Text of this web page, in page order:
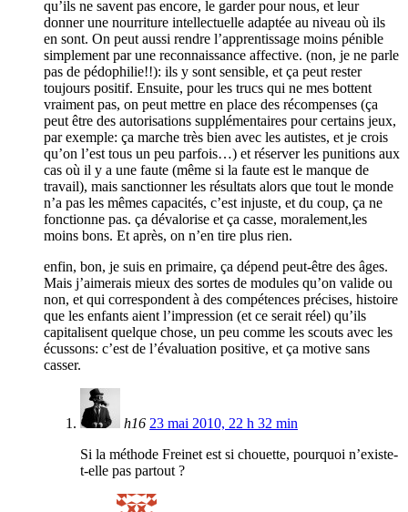
qu’ils ne savent pas encore, le garder pour nous, et leur
donner une nourriture intellectuelle adaptée au niveau où ils
en sont. On peut aussi rendre l’apprentissage moins pénible
simplement par une reconnaissance affective. (non, je ne parle
pas de pédophilie!!): ils y sont sensible, et ça peut rester
toujours positif. Ensuite, pour les trucs qui ne mes bottent
vraiment pas, on peut mettre en place des récompenses (ça
peut être des autorisations supplémentaires pour certains jeux,
par exemple: ça marche très bien avec les autistes, et je crois
qu’on l’est tous un peu parfois…) et réserver les punitions aux
cas où il y a une faute (même si la faute est le manque de
travail), mais sanctionner les résultats alors que tout le monde
n’a pas les mêmes capacités, c’est injuste, et du coup, ça ne
fonctionne pas. ça dévalorise et ça casse, moralement,les
moins bons. Et après, on n’en tire plus rien.
enfin, bon, je suis en primaire, ça dépend peut-être des âges.
Mais j’aimerais mieux des sortes de modules qu’on valide ou
non, et qui correspondent à des compétences précises, histoire
que les enfants aient l’impression (et ce serait réel) qu’ils
capitalisent quelque chose, un peu comme les scouts avec les
écussons: c’est de l’évaluation positive, et ça motive sans
casser.
h16 23 mai 2010, 22 h 32 min
Si la méthode Freinet est si chouette, pourquoi n’existe-
t-elle pas partout ?